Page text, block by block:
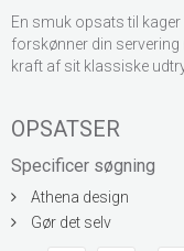
En smuk opsats til
forskønner din servering
kraft af sit klassiske
OPSATSER
Specificer søgning
Athena design
Gør det selv